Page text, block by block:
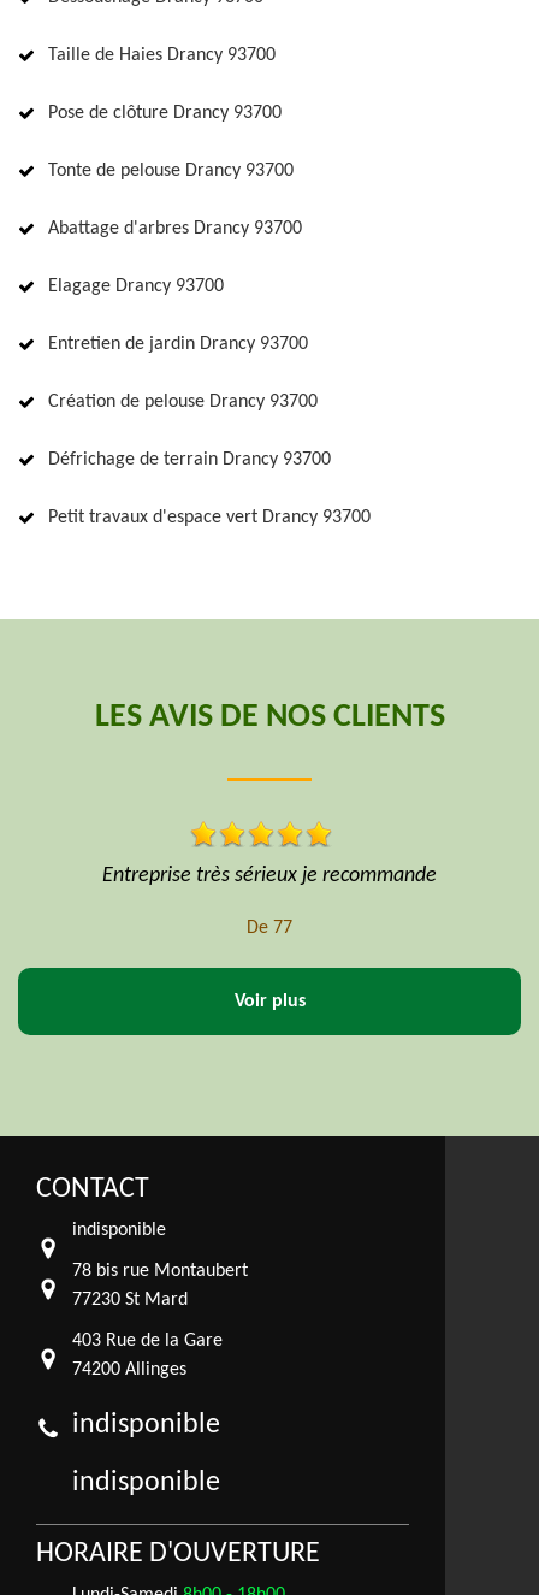
Taille de Haies Drancy 93700
Pose de clôture Drancy 93700
Tonte de pelouse Drancy 93700
Abattage d'arbres Drancy 93700
Elagage Drancy 93700
Entretien de jardin Drancy 93700
Création de pelouse Drancy 93700
Défrichage de terrain Drancy 93700
Petit travaux d'espace vert Drancy 93700
LES AVIS DE NOS CLIENTS
Professionnel sécurité matériel niveau prix formidable
De Hoffmann
Voir plus
CONTACT
indisponible
78 bis rue Montaubert
77230 St Mard
403 Rue de la Gare
74200 Allinges
indisponible
indisponible
HORAIRE D'OUVERTURE